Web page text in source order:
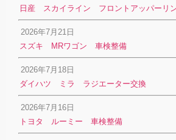
日産 スカイライン フロントアッパーリ
2026年7月21日
スズキ MRワゴン 車検整備
2026年7月18日
ダイハツ ミラ ラジエーター交換
2026年7月16日
トヨタ ルーミー 車検整備